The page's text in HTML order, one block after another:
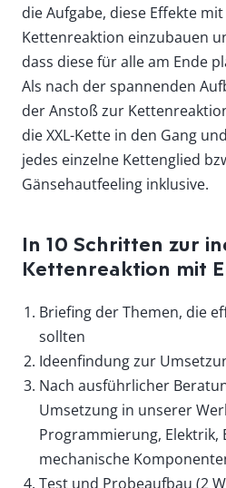
die Aufgabe, diese Effekte
Kettenreaktion einzubauen
dass diese für alle am Ende
Als nach der spannenden
der Anstoß zur
die XXL-Kette in den Gang
jedes einzelne Kettenglied
Gänsehautfeeling inklusive.
In 10 Schritten zur
Kettenreaktion mit
Briefing der Themen, die
sollten
Ideenfindung zur
Nach ausführlicher
Umsetzung in unserer
Programmierung, Elektrik,
mechanische
Test und Probeaufbau (2